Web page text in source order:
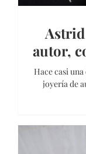
autor,
Hace casi
joyería de